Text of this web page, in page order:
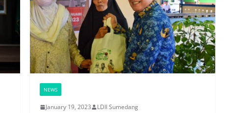
NEWS
January 19, 2023 LDII Sumedang